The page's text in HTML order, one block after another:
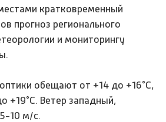
кратковременный
прогноз регионального
и мониторингу
обещают от +14 до +16°C,
+19°C. Ветер западный,
10 м/с.